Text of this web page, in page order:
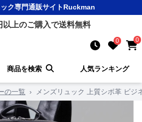
ク専門通販サイトRuckman
以上のご購入で送料無料
0 0
商品を検索 人気ランキング
の一覧 › メンズリュック 上質シボ革 ビジ